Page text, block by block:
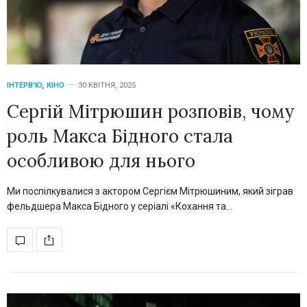
ІНТЕРВ'Ю, КІНО 30 КВІТНЯ, 2025
Сергій Мітрюшин розповів, чому
роль Макса Бідного стала
особливою для нього
Ми поспілкувалися з актором Сергієм Мітрюшиним, який зіграв
фельдшера Макса Бідного у серіалі «Кохання та…